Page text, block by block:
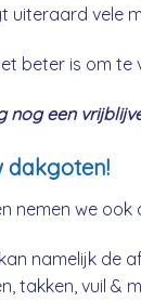
uiteraard vele
beter is om te
een
dakgoten!
nemen we
namelijk de
takken, vuil &